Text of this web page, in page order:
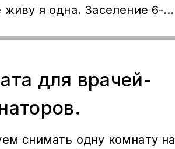
живу я одна. Заселение 6-7
для врачей-
снимать одну комнату на